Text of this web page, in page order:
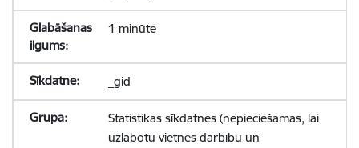
1 minūte
_gid
Statistikas sīkdatnes (nepieciešamas, lai
uzlabotu vietnes darbību un